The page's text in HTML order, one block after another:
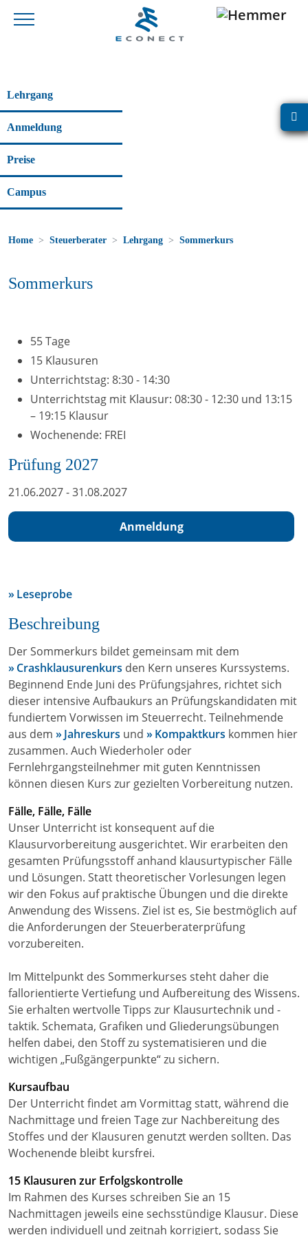
Lehrgang
Anmeldung
Preise
Campus
Home Steuerberater Lehrgang Sommerkurs
Sommerkurs
55 Tage
15 Klausuren
Unterrichtstag: 8:30 - 14:30
Unterrichtstag mit Klausur: 08:30 - 12:30 und 13:15
– 19:15 Klausur
Wochenende: FREI
Prüfung 2027
21.06.2027 - 31.08.2027
Anmeldung
Leseprobe
Beschreibung
Der Sommerkurs bildet gemeinsam mit dem
Crashklausurenkurs den Kern unseres Kurssystems.
Beginnend Ende Juni des Prüfungsjahres, richtet sich
dieser intensive Aufbaukurs an Prüfungskandidaten mit
fundiertem Vorwissen im Steuerrecht. Teilnehmende
aus dem
Jahreskurs und Kompaktkurs kommen hier
zusammen. Auch Wiederholer oder
Fernlehrgangsteilnehmer mit guten Kenntnissen
können diesen Kurs zur gezielten Vorbereitung nutzen.
Fälle, Fälle, Fälle
Unser Unterricht ist konsequent auf die
Klausurvorbereitung ausgerichtet. Wir erarbeiten den
gesamten Prüfungsstoff anhand klausurtypischer Fälle
und Lösungen. Statt theoretischer Vorlesungen legen
wir den Fokus auf praktische Übungen und die direkte
Anwendung des Wissens. Ziel ist es, Sie bestmöglich auf
die Anforderungen der Steuerberaterprüfung
vorzubereiten.
Im Mittelpunkt des Sommerkurses steht daher die
fallorientierte Vertiefung und Aufbereitung des Wissens.
Sie erhalten wertvolle Tipps zur Klausurtechnik und -
taktik. Schemata, Grafiken und Gliederungsübungen
helfen dabei, den Stoff zu systematisieren und die
wichtigen „Fußgängerpunkte“ zu sichern.
Kursaufbau
Der Unterricht findet am Vormittag statt, während die
Nachmittage und freien Tage zur Nachbereitung des
Stoffes und der Klausuren genutzt werden sollten. Das
Wochenende bleibt kursfrei.
15 Klausuren zur Erfolgskontrolle
Im Rahmen des Kurses schreiben Sie an 15
Nachmittagen jeweils eine sechsstündige Klausur. Diese
werden individuell und zeitnah korrigiert, sodass Sie